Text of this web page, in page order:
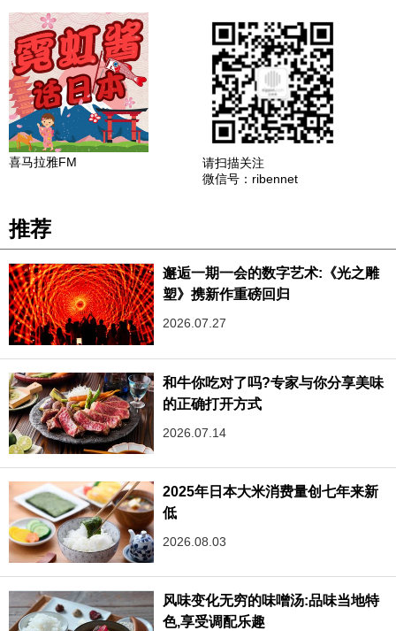
喜马拉雅FM
请扫描关注
微信号：ribennet
推荐
邂逅一期一会的数字艺术:《光之雕
塑》携新作重磅回归
2026.07.27
和牛你吃对了吗?专家与你分享美味
的正确打开方式
2026.07.14
2025年日本大米消费量创七年来新
低
2026.08.03
风味变化无穷的味噌汤:品味当地特
色,享受调配乐趣‌